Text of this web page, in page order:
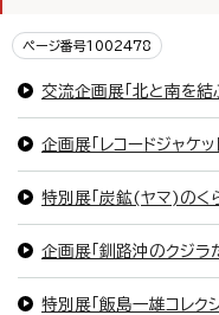
ページ番号1002478
交流企画展「北と南を結
企画展「レコードジャケッ
特別展「炭鉱(ヤマ)のく
企画展「釧路沖のクジラ
特別展「飯島一雄コレク